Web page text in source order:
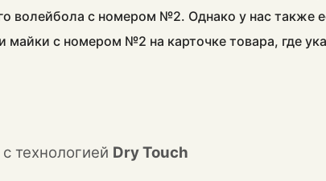
волейбола с номером №2. Однако у нас
майки с номером №2 на карточке товара, где
технологией Dry Touch